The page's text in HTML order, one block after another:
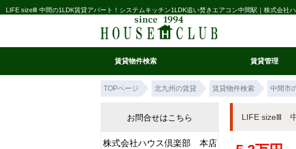
LIFE sizeⅢ 中間の1LDK賃貸アパート！システムキッチン1LDK追い焚きエアコン中間駅｜株式会社
賃貸物件検索
条件検索
お気に入り
閲覧履歴
マイ条件リスト
賃貸管理
TOPページ 北九州の賃貸 賃貸物件検索 中間市
LIFE sizeⅢ 中
お問合せはこちら
株式会社ハウス倶楽部 本店